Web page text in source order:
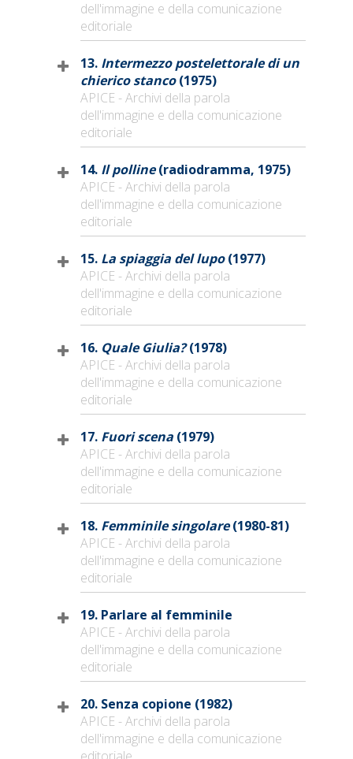
dell'immagine e della comunicazione
editoriale
13. Intermezzo postelettorale di un
chierico stanco(1975)
APICE - Archivi della parola
dell'immagine e della comunicazione
editoriale
14. Il polline(radiodramma, 1975)
APICE - Archivi della parola
dell'immagine e della comunicazione
editoriale
15. La spiaggia del lupo(1977)
APICE - Archivi della parola
dell'immagine e della comunicazione
editoriale
16. Quale Giulia?(1978)
APICE - Archivi della parola
dell'immagine e della comunicazione
editoriale
17. Fuori scena (1979)
APICE - Archivi della parola
dell'immagine e della comunicazione
editoriale
18. Femminile singolare(1980-81)
APICE - Archivi della parola
dell'immagine e della comunicazione
editoriale
19. Parlare al femminile
APICE - Archivi della parola
dell'immagine e della comunicazione
editoriale
20. Senza copione (1982)
APICE - Archivi della parola
dell'immagine e della comunicazione